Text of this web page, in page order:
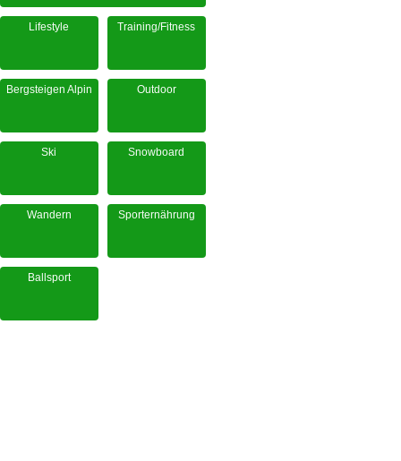
Lifestyle Training/Fitness
Bergsteigen Alpin Outdoor
Ski Snowboard
Wandern Sporternährung
Ballsport